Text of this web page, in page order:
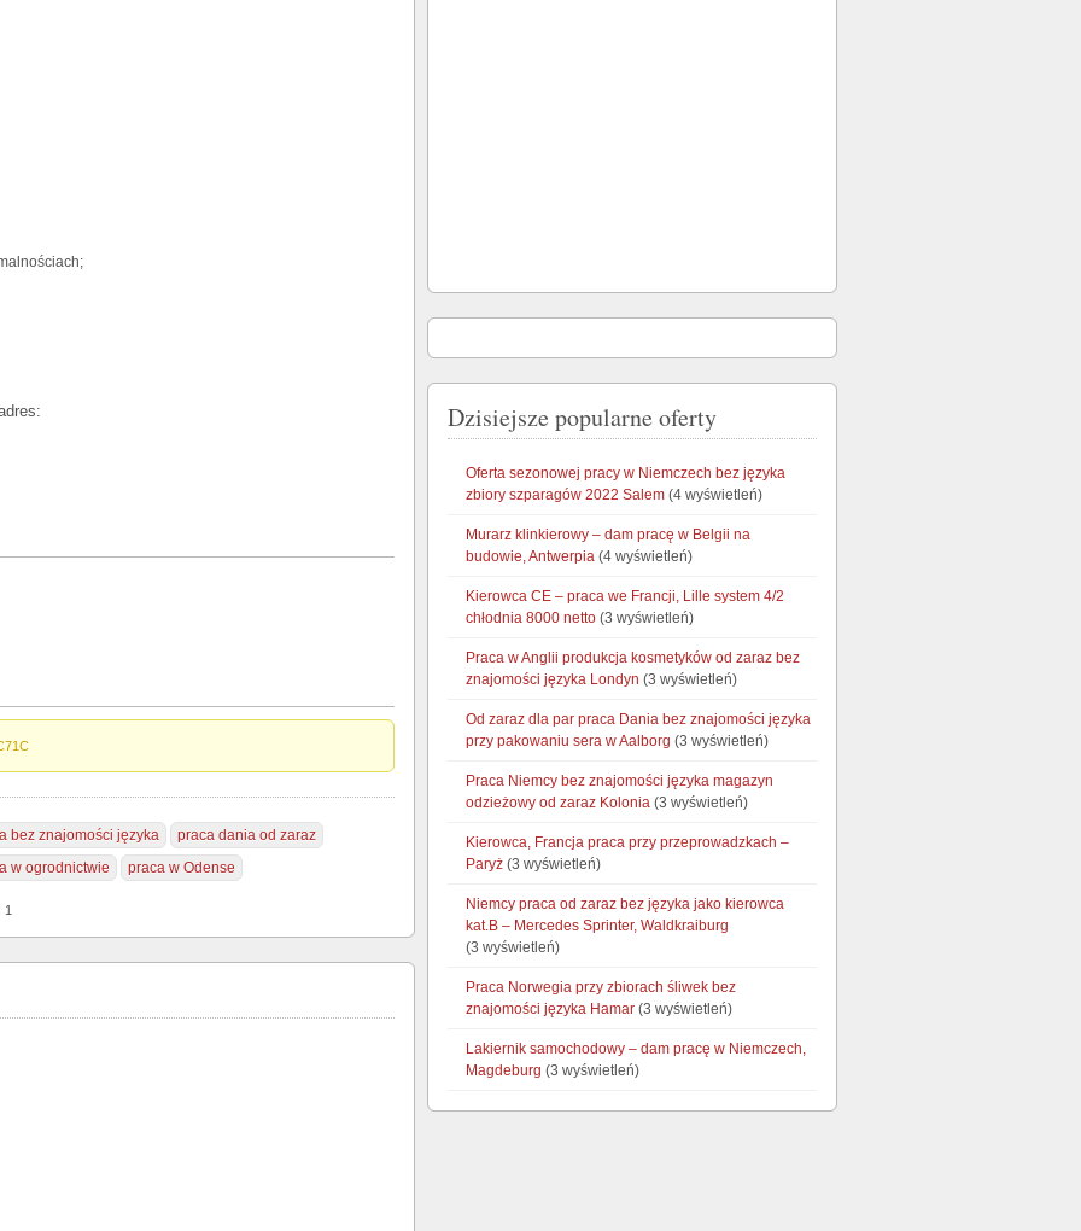
bez znajomości języka
praca dania od zaraz
w ogrodnictwie
praca w Odense
1
Dzisiejsze popularne oferty
Oferta sezonowej pracy w Niemczech bez języka
zbiory szparagów 2022 Salem (4 wyświetleń)
Murarz klinkierowy – dam pracę w Belgii na
budowie, Antwerpia (4 wyświetleń)
Kierowca CE – praca we Francji, Lille system 4/2
chłodnia 8000 netto (3 wyświetleń)
Praca w Anglii produkcja kosmetyków od zaraz bez
znajomości języka Londyn (3 wyświetleń)
Od zaraz dla par praca Dania bez znajomości języka
przy pakowaniu sera w Aalborg (3 wyświetleń)
Praca Niemcy bez znajomości języka magazyn
odzieżowy od zaraz Kolonia (3 wyświetleń)
Kierowca, Francja praca przy przeprowadzkach –
Paryż (3 wyświetleń)
Niemcy praca od zaraz bez języka jako kierowca
kat.B – Mercedes Sprinter, Waldkraiburg
(3 wyświetleń)
Praca Norwegia przy zbiorach śliwek bez
znajomości języka Hamar (3 wyświetleń)
Lakiernik samochodowy – dam pracę w Niemczech,
Magdeburg (3 wyświetleń)